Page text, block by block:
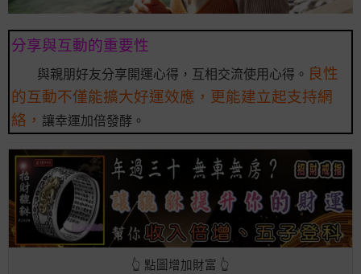
分享與互動的重要性
與親朋好友分享開運心得，互相交流使用心得。 良性
的互動不僅能擴大好運效應，更能建立起支持網
絡， 讓幸運加倍發酵。
👆 點圖增加財富 👆